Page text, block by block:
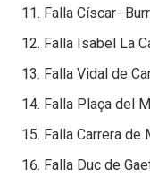
Falla Císcar-
Falla Isabel La
Falla Vidal de
Falla Plaça del
Falla Carrera de
Falla Duc de